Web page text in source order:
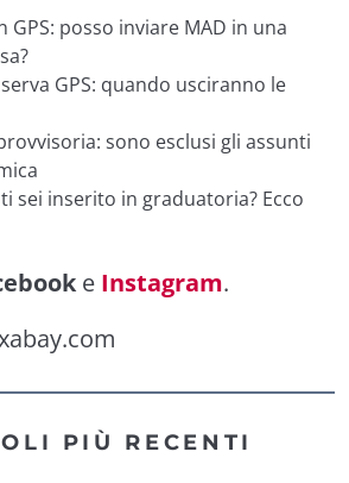
GPS: posso inviare MAD in una
GPS: quando usciranno le
sono esclusi gli assunti
ti sei inserito in graduatoria? Ecco
e Instagram.
PIÙ RECENTI